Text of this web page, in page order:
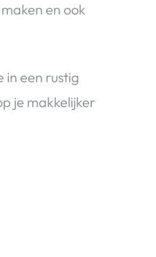
en ook
in een rustig
je makkelijker